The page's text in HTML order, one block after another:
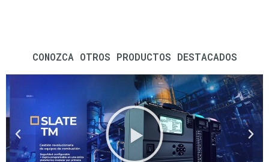
CONOZCA OTROS PRODUCTOS DESTACADOS